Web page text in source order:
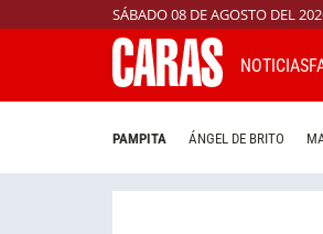
SÁBADO 08 DE AGOSTO DEL
NOTICIAS
PAMPITA ÁNGEL DE BRITO